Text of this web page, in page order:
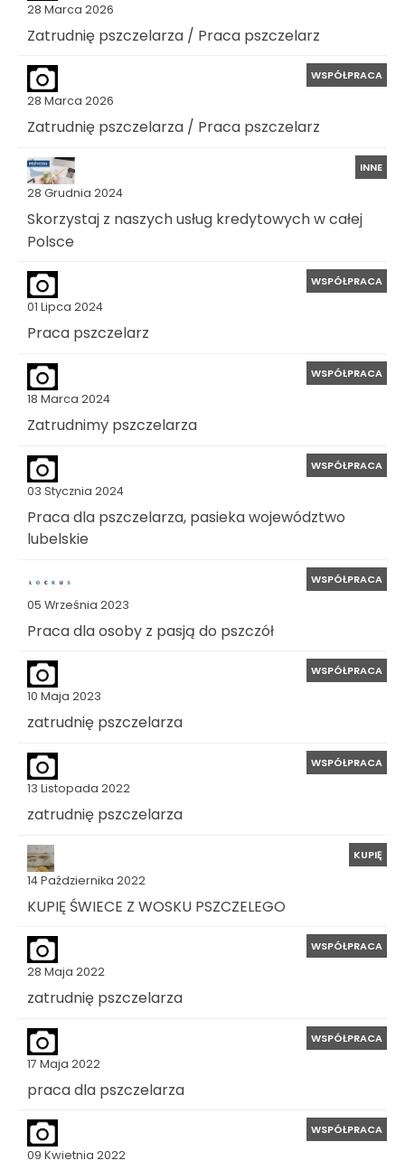
28 Marca 2026
Zatrudnię pszczelarza / Praca pszczelarz
28 Marca 2026
WSPÓŁPRACA
Zatrudnię pszczelarza / Praca pszczelarz
28 Grudnia 2024
INNE
Skorzystaj z naszych usług kredytowych w całej
Polsce
01 Lipca 2024
WSPÓŁPRACA
Praca pszczelarz
18 Marca 2024
WSPÓŁPRACA
Zatrudnimy pszczelarza
03 Stycznia 2024
WSPÓŁPRACA
Praca dla pszczelarza, pasieka województwo
lubelskie
05 Września 2023
WSPÓŁPRACA
Praca dla osoby z pasją do pszczół
10 Maja 2023
WSPÓŁPRACA
zatrudnię pszczelarza
13 Listopada 2022
WSPÓŁPRACA
zatrudnię pszczelarza
14 Października 2022
KUPIĘ
KUPIĘ ŚWIECE Z WOSKU PSZCZELEGO
28 Maja 2022
WSPÓŁPRACA
zatrudnię pszczelarza
17 Maja 2022
WSPÓŁPRACA
praca dla pszczelarza
09 Kwietnia 2022
WSPÓŁPRACA